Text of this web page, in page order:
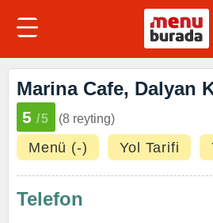
Marina Cafe, Dalyan
5 /5 (8 reyting)
Menü (-) Yol Tarifi
Telefon